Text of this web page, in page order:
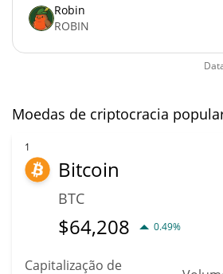
Robin
ROBIN
Moedas de criptocracia
1
Bitcoin
BTC
$64,208 0.49%
Capitalização de